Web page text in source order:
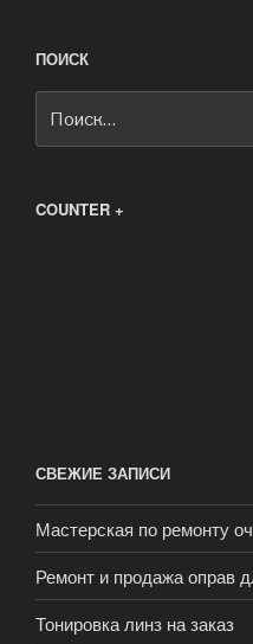
ПОИСК
COUNTER +
СВЕЖИЕ ЗАПИСИ
Мастерская по ремонту
Ремонт и продажа оправ
Тонировка линз на заказ